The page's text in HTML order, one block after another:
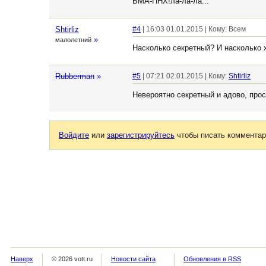
Shtirliz
малолетний »
#4 | 16:03 01.01.2015 | Кому: Всем
Насколько секретный? И насколько
Rubberman » #5 | 07:21 02.01.2015 | Кому: Shtirliz
Невероятно секретный и адово,
Войдите или зарегистрируйтесь чтобы писать
Наверх © 2026 vott.ru Новости сайта Обновления в RSS